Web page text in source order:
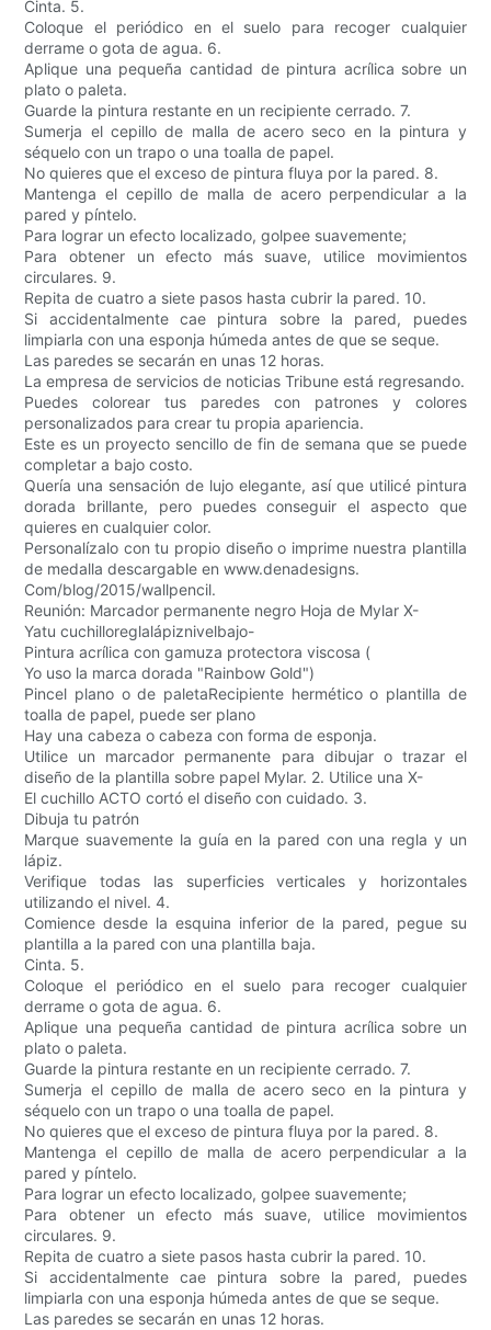
Cinta. 5.
Coloque el periódico en el suelo para recoger cualquier
derrame o gota de agua. 6.
Aplique una pequeña cantidad de pintura acrílica sobre un
plato o paleta.
Guarde la pintura restante en un recipiente cerrado. 7.
Sumerja el cepillo de malla de acero seco en la pintura y
séquelo con un trapo o una toalla de papel.
No quieres que el exceso de pintura fluya por la pared. 8.
Mantenga el cepillo de malla de acero perpendicular a la
pared y píntelo.
Para lograr un efecto localizado, golpee suavemente;
Para obtener un efecto más suave, utilice movimientos
circulares. 9.
Repita de cuatro a siete pasos hasta cubrir la pared. 10.
Si accidentalmente cae pintura sobre la pared, puedes
limpiarla con una esponja húmeda antes de que se seque.
Las paredes se secarán en unas 12 horas.
La empresa de servicios de noticias Tribune está regresando.
Puedes colorear tus paredes con patrones y colores
personalizados para crear tu propia apariencia.
Este es un proyecto sencillo de fin de semana que se puede
completar a bajo costo.
Quería una sensación de lujo elegante, así que utilicé pintura
dorada brillante, pero puedes conseguir el aspecto que
quieres en cualquier color.
Personalízalo con tu propio diseño o imprime nuestra plantilla
de medalla descargable en www.denadesigns.
Com/blog/2015/wallpencil.
Reunión: Marcador permanente negro Hoja de Mylar X-
Yatu cuchilloreglalápiznivelbajo-
Pintura acrílica con gamuza protectora viscosa (
Yo uso la marca dorada "Rainbow Gold")
Pincel plano o de paletaRecipiente hermético o plantilla de
toalla de papel, puede ser plano
Hay una cabeza o cabeza con forma de esponja.
Utilice un marcador permanente para dibujar o trazar el
diseño de la plantilla sobre papel Mylar. 2. Utilice una X-
El cuchillo ACTO cortó el diseño con cuidado. 3.
Dibuja tu patrón
Marque suavemente la guía en la pared con una regla y un
lápiz.
Verifique todas las superficies verticales y horizontales
utilizando el nivel. 4.
Comience desde la esquina inferior de la pared, pegue su
plantilla a la pared con una plantilla baja.
Cinta. 5.
Coloque el periódico en el suelo para recoger cualquier
derrame o gota de agua. 6.
Aplique una pequeña cantidad de pintura acrílica sobre un
plato o paleta.
Guarde la pintura restante en un recipiente cerrado. 7.
Sumerja el cepillo de malla de acero seco en la pintura y
séquelo con un trapo o una toalla de papel.
No quieres que el exceso de pintura fluya por la pared. 8.
Mantenga el cepillo de malla de acero perpendicular a la
pared y píntelo.
Para lograr un efecto localizado, golpee suavemente;
Para obtener un efecto más suave, utilice movimientos
circulares. 9.
Repita de cuatro a siete pasos hasta cubrir la pared. 10.
Si accidentalmente cae pintura sobre la pared, puedes
limpiarla con una esponja húmeda antes de que se seque.
Las paredes se secarán en unas 12 horas.